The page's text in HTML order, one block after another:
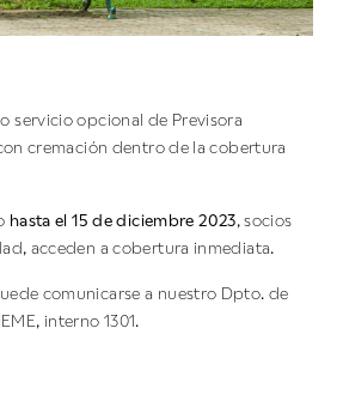
servicio opcional de Previsora
cremación dentro de la cobertura
hasta el 15 de diciembre 2023, socios
acceden a cobertura inmediata.
comunicarse a nuestro Dpto. de
interno 1301.